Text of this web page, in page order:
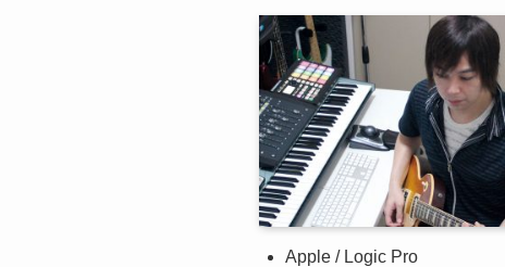
Apple / Logic Pro